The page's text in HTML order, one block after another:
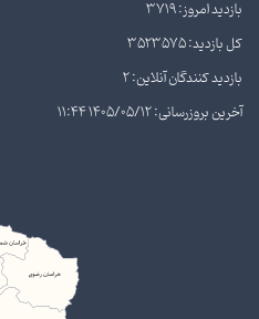
بازدید امروز: 3719
کل بازدید: 3523575
بازدید کنندگان آنلاین: 2
آخرین بروزرسانی: 1405/05/12 11:44